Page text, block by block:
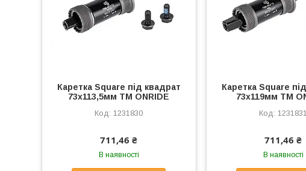
Каретка Square під квадрат
73x113,5мм ТМ ONRIDE
1231830
711,46 ₴
В наявності
Каретка Square
73x119мм ТМ
1231831
711,46 ₴
В наявності